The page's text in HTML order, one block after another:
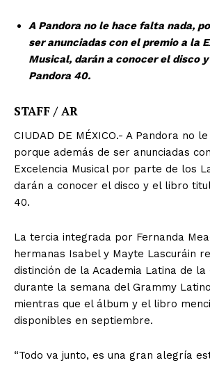
A Pandora no le hace falta nada,
ser anunciadas con el premio a la
Musical, darán a conocer el disco
Pandora 40.
STAFF / AR
CIUDAD DE MÉXICO.- A Pandora no
porque además de ser anunciadas
Excelencia Musical por parte de los
darán a conocer el disco y el libro
40.
La tercia integrada por Fernanda
hermanas Isabel y Mayte Lascuráin
distinción de la Academia Latina de la
durante la semana del Grammy
mientras que el álbum y el libro
disponibles en septiembre.
“Todo va junto, es una gran alegría